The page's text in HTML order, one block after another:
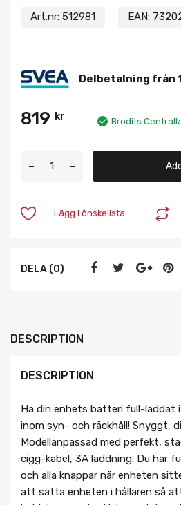
Art.nr: 512981 EAN:
Delbetalning från
819 kr Brodits
Lägg i önskelista
DELA (0)
DESCRIPTION
DESCRIPTION
Ha din enhets batteri full-laddat
inom syn- och räckhåll! Snyggt,
Modellanpassad med perfekt,
cigg-kabel, 3A laddning. Du har
och alla knappar när enheten
att sätta enheten i hållaren så